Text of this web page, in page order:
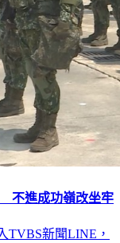
不進成功嶺改坐牢
TVBS新聞LINE，